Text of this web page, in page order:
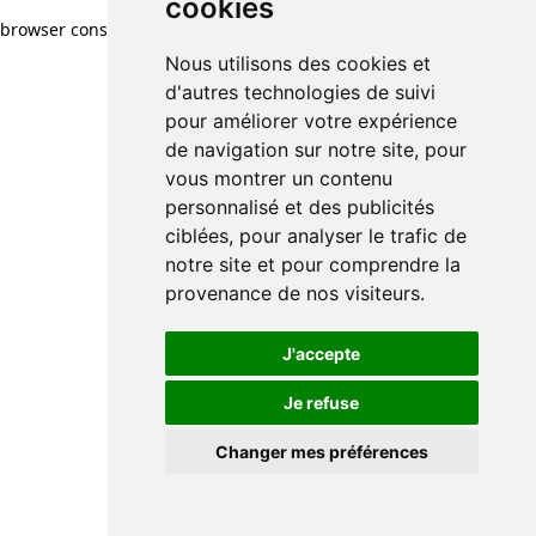
cookies
Nous utilisons des cookies et
d'autres technologies de suivi
pour améliorer votre expérience
de navigation sur notre site, pour
vous montrer un contenu
personnalisé et des publicités
ciblées, pour analyser le trafic de
notre site et pour comprendre la
provenance de nos visiteurs.
J'accepte
Je refuse
Changer mes préférences
browser console for more information)